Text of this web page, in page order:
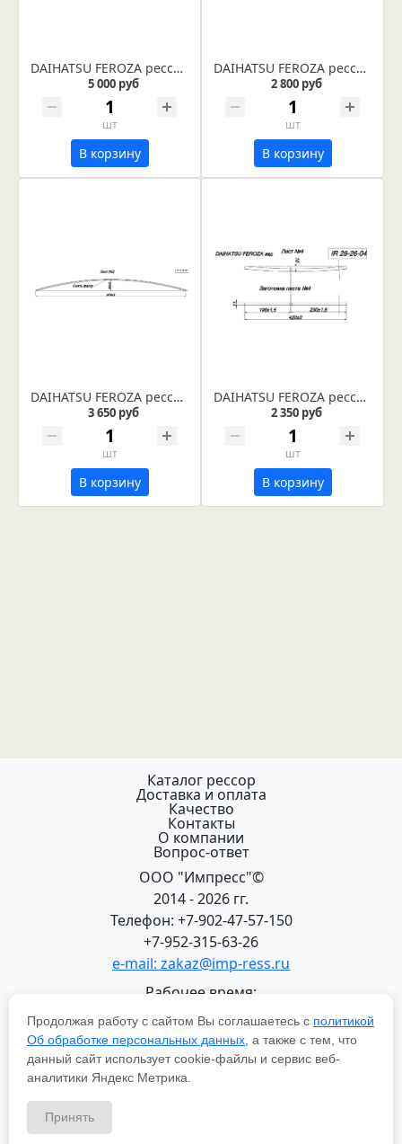
DAIHATSU FEROZA рессора задняя лист №1 (Арт. IR 29-26-01)
5 000 руб
шт
В корзину
DAIHATSU FEROZA рессора задняя лист №3 (Арт. IR 29-26-03)
2 800 руб
шт
В корзину
DAIHATSU FEROZA рессора задняя лист №2 (Арт. IR 29-26-02)
3 650 руб
шт
В корзину
DAIHATSU FEROZA рессора задняя лист №4 (Арт. IR 29-26-04)
2 350 руб
шт
В корзину
Каталог рессор
Доставка и оплата
Качество
Контакты
О компании
Вопрос-ответ
ООО "Импресс"©
2014 - 2026 гг.
Телефон: +7-902-47-57-150
+7-952-315-63-26
e-mail: zakaz@imp-ress.ru
Рабочее время:
пн-пт 08:00-18:00 (МСК+2)
618200, Пермский край
г.Чусовой, ул. Халтурина, 22
Политика в отношении обработки персональных
Продолжая работу с сайтом Вы соглашаетесь с политикой
Об обработке персональных данных , а также с тем, что
данный сайт использует cookie-файлы и сервис веб-
аналитики Яндекс Метрика.
Принять